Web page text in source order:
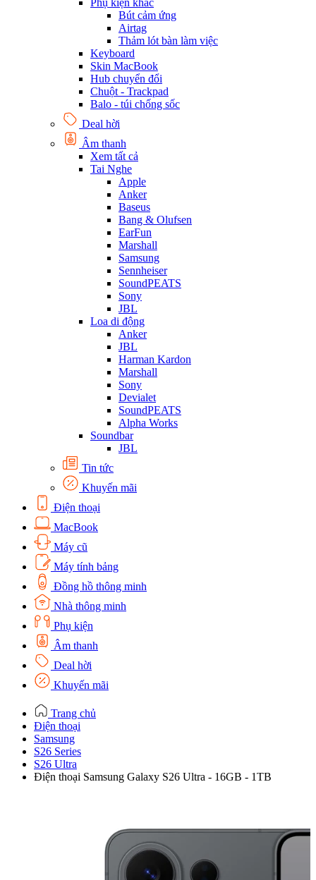
Phụ kiện khác
Bút cảm ứng
Airtag
Thảm lót bàn làm việc
Keyboard
Skin MacBook
Hub chuyển đổi
Chuột - Trackpad
Balo - túi chống sốc
Deal hời
Âm thanh
Xem tất cả
Tai Nghe
Apple
Anker
Baseus
Bang & Olufsen
EarFun
Marshall
Samsung
Sennheiser
SoundPEATS
Sony
JBL
Loa di động
Anker
JBL
Harman Kardon
Marshall
Sony
Devialet
SoundPEATS
Alpha Works
Soundbar
JBL
Tin tức
Khuyến mãi
Điện thoại
MacBook
Máy cũ
Máy tính bảng
Đồng hồ thông minh
Nhà thông minh
Phụ kiện
Âm thanh
Deal hời
Khuyến mãi
Trang chủ
Điện thoại
Samsung
S26 Series
S26 Ultra
Điện thoại Samsung Galaxy S26 Ultra - 16GB - 1TB